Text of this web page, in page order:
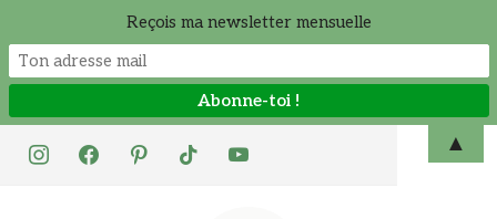
instagramfacebookpinteresttiktok youtube
Reçois ma newsletter mensuelle
▲